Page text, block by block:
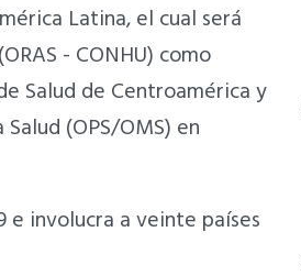
Latina, el cual será
- CONHU) como
Salud de Centroamérica y
(OPS/OMS) en
e involucra a veinte países